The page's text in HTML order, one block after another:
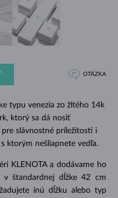
typu venezia zo žltého 14k
ktorý sa dá nosiť
slávnostné príležitosti i
ktorým nešliapnete vedľa.
KLENOTA a dodávame ho
v štandardnej dĺžke 42 cm
inú dĺžku alebo typ
OTÁZKA